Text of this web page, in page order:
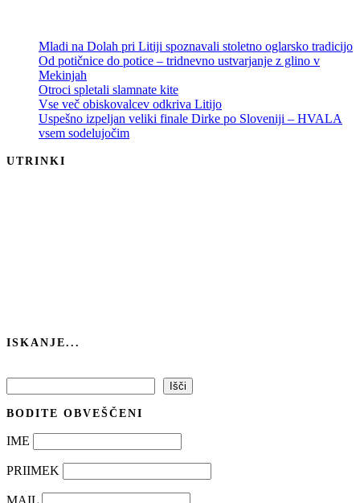
Mladi na Dolah pri Litiji spoznavali stoletno oglarsko tradicijo
Od potičnice do potice – tridnevno ustvarjanje z glino v
Mekinjah
Otroci spletali slamnate kite
Vse več obiskovalcev odkriva Litijo
Uspešno izpeljan veliki finale Dirke po Sloveniji – HVALA
vsem sodelujočim
UTRINKI
ISKANJE...
Išči
BODITE OBVEŠČENI
IME
PRIIMEK